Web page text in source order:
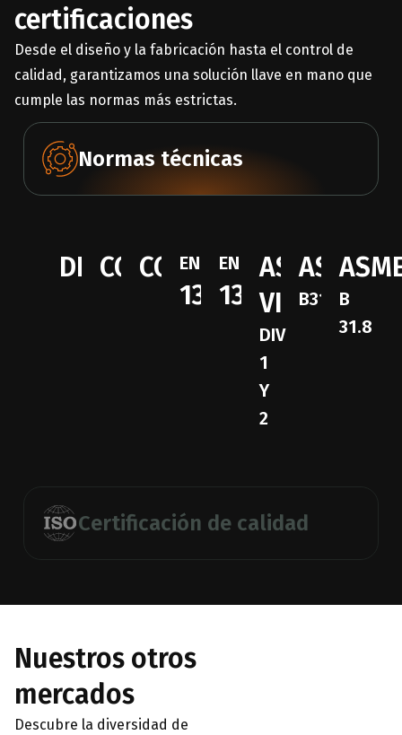
certificaciones
Desde el diseño y la fabricación hasta el control de
calidad, garantizamos una solución llave en mano que
cumple las normas más estrictas.
Normas técnicas
Certificación de calidad
DESPCODAPCODETI
EN
13445
EN
13480
ASME
VIII
DIV
1
Y
2
ASME
B31.3B
31.8
Nuestros otros
mercados
Descubre la diversidad de